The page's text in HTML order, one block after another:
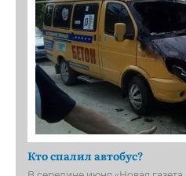
Кто спалил автобус?